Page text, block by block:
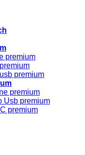
premium
premium
premium
Usb premium
premium